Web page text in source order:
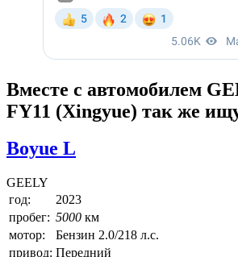
Вместе с автомобилем
FY11 (Xingyue) так же
Boyue L
GEELY
год:
2023
пробег: 5000 км
мотор:
Бензин 2.0/218 л.с.
привод: Передний